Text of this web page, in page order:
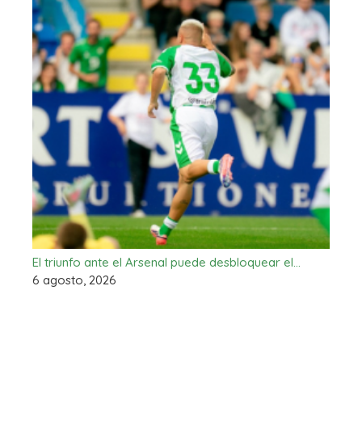
El triunfo ante el Arsenal puede desbloquear el…
6 agosto, 2026